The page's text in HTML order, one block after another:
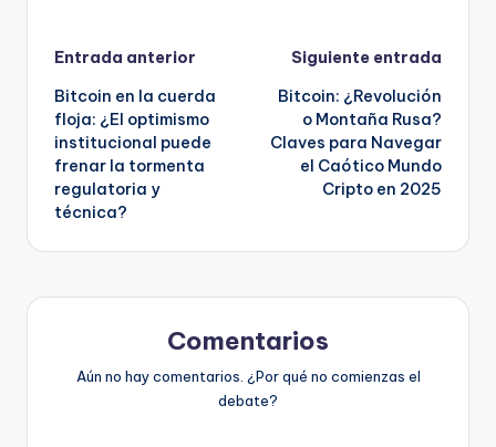
Navegación
de
entradas
Entrada anterior
Bitcoin en la cuerda
floja: ¿El optimismo
institucional puede
frenar la tormenta
regulatoria y
técnica?
Siguiente entrada
Bitcoin: ¿Revolución
o Montaña Rusa?
Claves para Navegar
el Caótico Mundo
Cripto en 2025
Comentarios
Aún no hay comentarios. ¿Por qué no comienzas el
debate?